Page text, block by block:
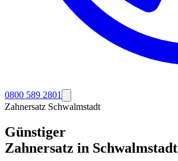
0800 589 2801
Zahnersatz Schwalmstadt
Günstiger
Zahnersatz in Schwalmstadt